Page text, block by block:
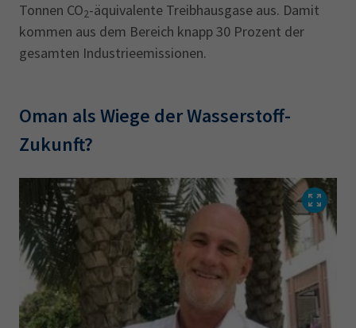
Tonnen CO2-äquivalente Treibhausgase aus. Damit
kommen aus dem Bereich knapp 30 Prozent der
gesamten Industrieemissionen.
Oman als Wiege der Wasserstoff-
Zukunft?